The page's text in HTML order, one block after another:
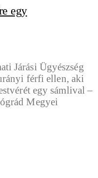
egy
Járási Ügyészség
férfi ellen, aki
egy sámlival –
Megyei